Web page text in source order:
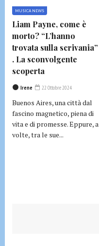
MUSICA NEWS
Liam Payne, come è
morto? “L’hanno
trovata sulla scrivania”
. La sconvolgente
scoperta
Irene 22 Ottobre 2024
Buenos Aires, una città dal
fascino magnetico, piena di
vita e di promesse. Eppure, a
volte, tra le sue...